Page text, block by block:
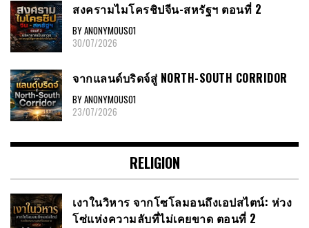
สงครามไมโครชิปจีน-สหรัฐฯ ตอนที่ 2
BY ANONYMOUS01
30/07/2026
จากแลนด์บริดจ์สู่ NORTH-SOUTH CORRIDOR
BY ANONYMOUS01
23/07/2026
RELIGION
เงาในวิหาร จากโซโลมอนถึงเอปสไตน์: ห่วง
โซ่แห่งความลับที่ไม่เคยขาด ตอนที่ 2